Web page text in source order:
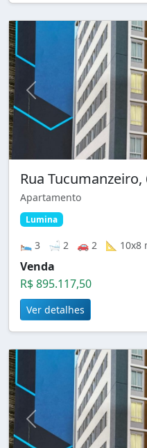
Rua Tucumanzeiro,
Apartamento
Lumina
🛌 3 🛁 2 🚗 2 📐 10x8
Venda
R$ 895.117,50
Ver detalhes